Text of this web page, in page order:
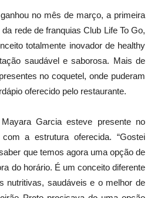
no mês de março, a primeira
rede de franquias Club Life To Go,
totalmente inovador de healthy
saudável e saborosa. Mais de
no coquetel, onde puderam
oferecido pelo restaurante.
Garcia esteve presente no
a estrutura oferecida. “Gostei
que temos agora uma opção de
do horário. É um conceito diferente
nutritivas, saudáveis e o melhor de